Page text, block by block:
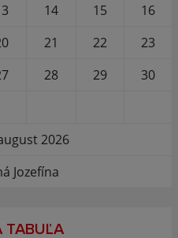
14 15
16
21 22
23
28 29
30
2026
Jozefína
TABUĽA